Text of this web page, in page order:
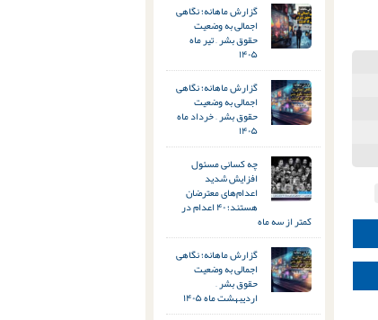
گزارش ماهانه؛ نگاهی
اجمالی به وضعیت
حقوق بشر – تیر ماه
۱۴۰۵
گزارش ماهانه؛ نگاهی
اجمالی به وضعیت
حقوق بشر – خرداد ماه
۱۴۰۵
چه کسانی مسئول
افزایش شدید
اعدام‌های معترضان
هستند؛ ۴۰ اعدام در
کمتر از سه ماه
گزارش ماهانه؛ نگاهی
اجمالی به وضعیت
حقوق بشر –
اردیبهشت ماه ۱۴۰۵